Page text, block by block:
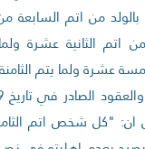
من اتم السابعة
اتم الثانية عشرة
عشرة ولما يتم
منه على ان: "كل شخص اتم